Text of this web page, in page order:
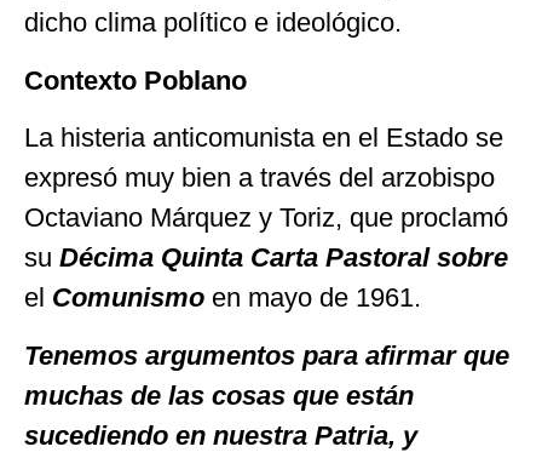
dicho clima político e ideológico.
Contexto Poblano
La histeria anticomunista en el Estado se
expresó muy bien a través del arzobispo
Octaviano Márquez y Toriz, que proclamó
su Décima Quinta Carta Pastoral sobre
el Comunismo en mayo de 1961.
Tenemos argumentos para afirmar que
muchas de las cosas que están
sucediendo en nuestra Patria, y